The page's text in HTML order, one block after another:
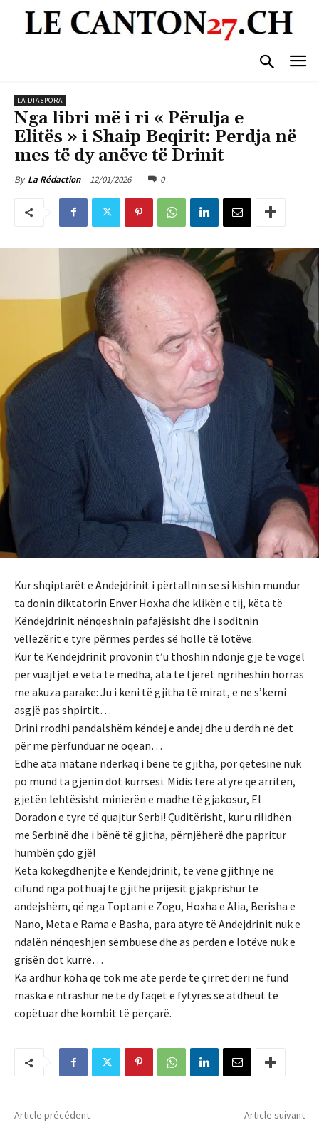
LA DIASPORA
Nga libri më i ri « Përulja e
Elitës » i Shaip Beqirit: Perdja në
mes të dy anëve të Drinit
By La Rédaction 12/01/2026 0
Kur shqiptarët e Andejdrinit i përtallnin se si kishin mundur
ta donin diktatorin Enver Hoxha dhe klikën e tij, këta të
Këndejdrinit nënqeshnin pafajësisht dhe i soditnin
vëllezërit e tyre përmes perdes së hollë të lotëve.
Kur të Këndejdrinit provonin t’u thoshin ndonjë gjë të vogël
për vuajtjet e veta të mëdha, ata të tjerët ngriheshin horras
me akuza parake: Ju i keni të gjitha të mirat, e ne s’kemi
asgjë pas shpirtit…
Drini rrodhi pandalshëm këndej e andej dhe u derdh në det
për me përfunduar në oqean…
Edhe ata matanë ndërkaq i bënë të gjitha, por qetësinë nuk
po mund ta gjenin dot kurrsesi. Midis tërë atyre që arritën,
gjetën lehtësisht minierën e madhe të gjakosur, El
Doradon e tyre të quajtur Serbi! Çuditërisht, kur u rilidhën
me Serbinë dhe i bënë të gjitha, përnjëherë dhe papritur
humbën çdo gjë!
Këta kokëgdhenjtë e Këndejdrinit, të vënë gjithnjë në
cifund nga pothuaj të gjithë prijësit gjakprishur të
andejshëm, që nga Toptani e Zogu, Hoxha e Alia, Berisha e
Nano, Meta e Rama e Basha, para atyre të Andejdrinit nuk e
ndalën nënqeshjen sëmbuese dhe as perden e lotëve nuk e
grisën dot kurrë…
Ka ardhur koha që tok me atë perde të çirret deri në fund
maska e ntrashur në të dy faqet e fytyrës së atdheut të
copëtuar dhe kombit të përçarë.
Article précédent Article suivant